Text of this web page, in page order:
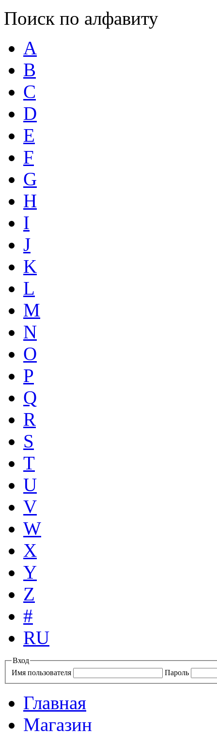
Поиск по алфавиту
A
B
C
D
E
F
G
H
I
J
K
L
M
N
O
P
Q
R
S
T
U
V
W
X
Y
Z
#
RU
Вход
Имя пользователя
Пароль
Главная
Магазин